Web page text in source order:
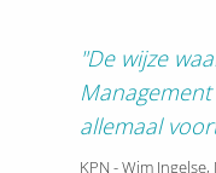
"De wijze
allemaal
KPN - Wim